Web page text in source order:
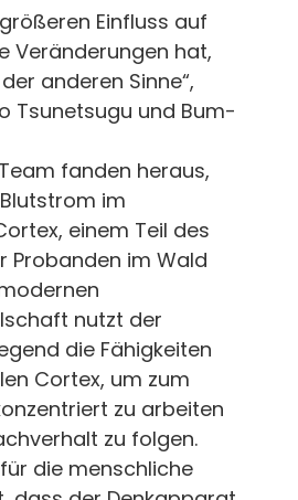
Einfluss auf
Veränderungen hat,
anderen Sinne“,
Tsunetsugu und Bum-
fanden heraus,
im
einem Teil des
Probanden im Wald
nutzt der
die Fähigkeiten
Cortex, um zum
zu arbeiten
zu folgen.
die menschliche